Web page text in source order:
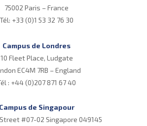
75002 Paris – France
Tél: +33 (0)1 53 32 76 30
Campus de Londres
10 Fleet Place, Ludgate
EC4M 7RB – England
: +44 (0)207 871 67 40
Campus de Singapour
#07-02 Singapore 049145